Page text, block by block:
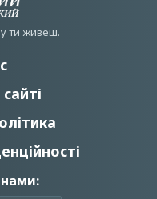
ти живеш.
нами: